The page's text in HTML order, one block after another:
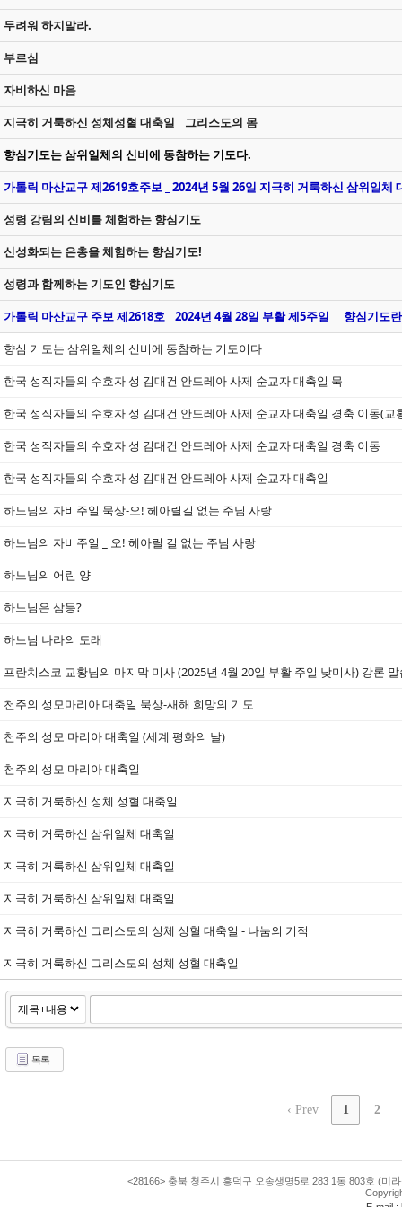
두려워 하지말라.
부르심
자비하신 마음
지극히 거룩하신 성체성혈 대축일 _ 그리스도의 몸
향심기도는 삼위일체의 신비에 동참하는 기도다.
가톨릭 마산교구 제2619호주보 _ 2024년 5월 26일 지극히 거룩하신 삼위일체
성령 강림의 신비를 체험하는 향심기도
신성화되는 은총을 체험하는 향심기도!
성령과 함께하는 기도인 향심기도
가톨릭 마산교구 주보 제2618호 _ 2024년 4월 28일 부활 제5주일 __ 향심기도
향심 기도는 삼위일체의 신비에 동참하는 기도이다
한국 성직자들의 수호자 성 김대건 안드레아 사제 순교자 대축일 묵
한국 성직자들의 수호자 성 김대건 안드레아 사제 순교자 대축일 경축 이동(교
한국 성직자들의 수호자 성 김대건 안드레아 사제 순교자 대축일 경축 이동
한국 성직자들의 수호자 성 김대건 안드레아 사제 순교자 대축일
하느님의 자비주일 묵상-오! 헤아릴길 없는 주님 사랑
하느님의 자비주일 _ 오! 헤아릴 길 없는 주님 사랑
하느님의 어린 양
하느님은 삼등?
하느님 나라의 도래
프란치스코 교황님의 마지막 미사 (2025년 4월 20일 부활 주일 낮미사) 강론
천주의 성모마리아 대축일 묵상-새해 희망의 기도
천주의 성모 마리아 대축일 (세계 평화의 날)
천주의 성모 마리아 대축일
지극히 거룩하신 성체 성혈 대축일
지극히 거룩하신 삼위일체 대축일
지극히 거룩하신 삼위일체 대축일
지극히 거룩하신 삼위일체 대축일
지극히 거룩하신 그리스도의 성체 성혈 대축일 - 나눔의 기적
지극히 거룩하신 그리스도의 성체 성혈 대축일
목록
‹ Prev 1 2
<28166> 충북 청주시 흥덕구 오송생명5로 283 1동 803호 (미